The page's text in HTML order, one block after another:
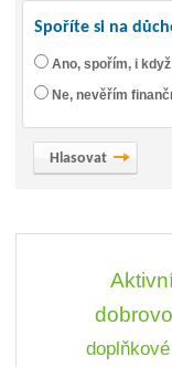
Spoříte si na
Ano, spořím, i
Ne, nevěřím